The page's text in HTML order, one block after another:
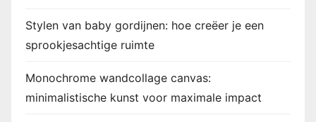
Stylen van baby gordijnen: hoe creëer je een
sprookjesachtige ruimte
Monochrome wandcollage canvas:
minimalistische kunst voor maximale impact